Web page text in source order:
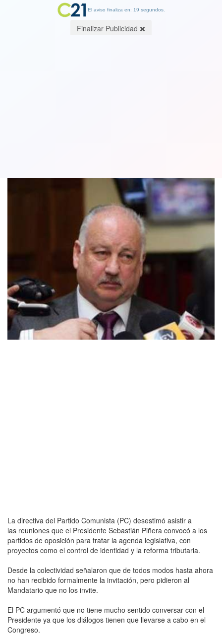
La directiva del Partido Comunista (PC) desestimó asistir a
las reuniones que el Presidente Sebastián Piñera convocó a los
partidos de oposición para tratar la agenda legislativa, con
proyectos como el control de identidad y la reforma tributaria.
Desde la colectividad señalaron que de todos modos hasta ahora
no han recibido formalmente la invitación, pero pidieron al
Mandatario que no los invite.
El PC argumentó que no tiene mucho sentido conversar con el
Presidente ya que los diálogos tienen que llevarse a cabo en el
Congreso.
El aviso finaliza en: 19 segundos.
Finalizar Publicidad